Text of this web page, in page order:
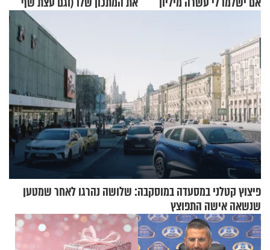
פיצוץ קטלני במסעדה במוסקבה: שלושה נהרגו לאחר שמטען
שנשאה אישה התפוצץ